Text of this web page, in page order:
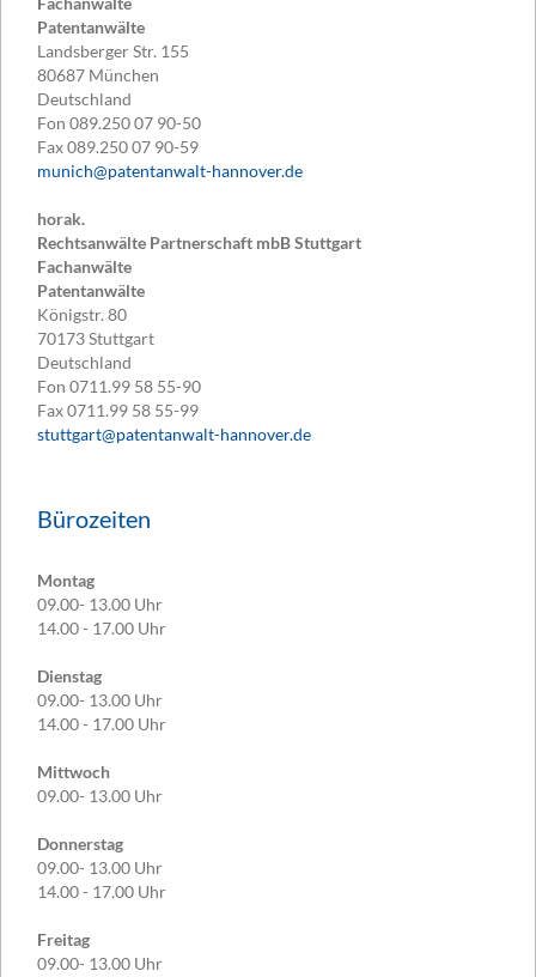
Patentanwälte
Landsberger Str. 155
80687 München
Deutschland
Fon 089.250 07 90-50
Fax089.250 07 90-59
munich@patentanwalt-hannover.de
horak.
Rechtsanwälte Partnerschaft mbB Stuttgart
Fachanwälte
Patentanwälte
Königstr. 80
70173Stuttgart
Deutschland
Fon 0711.99 58 55-90
Fax0711.99 58 55-99
stuttgart@patentanwalt-hannover.de
Bürozeiten
Montag
09.00- 13.00 Uhr
14.00 - 17.00 Uhr
Dienstag
09.00- 13.00 Uhr
14.00 - 17.00 Uhr
Mittwoch
09.00- 13.00 Uhr
Donnerstag
09.00- 13.00 Uhr
14.00 - 17.00 Uhr
Freitag
09.00- 13.00 Uhr